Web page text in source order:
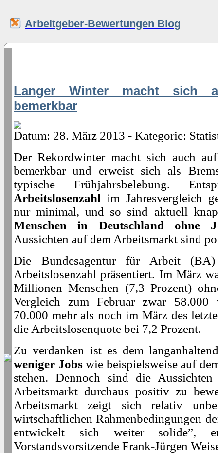
Arbeitgeber-Bewertungen Blog
Langer Winter macht sich
bemerkbar
Datum: 28. März 2013 - Kategorie:
Der Rekordwinter macht sich auch
bemerkbar und erweist sich als
typische Frühjahrsbelebung.
Arbeitslosenzahl im Jahresvergleich
nur minimal, und so sind aktuell
Menschen in Deutschland ohne
Aussichten auf dem Arbeitsmarkt sind
Die Bundesagentur für Arbeit
Arbeitslosenzahl präsentiert. Im März
Millionen Menschen (7,3 Prozent)
Vergleich zum Februar zwar 58.000
70.000 mehr als noch im März des
die Arbeitslosenquote bei 7,2 Prozent.
Zu verdanken ist es dem
weniger Jobs wie beispielsweise auf
stehen. Dennoch sind die
Arbeitsmarkt durchaus positiv zu
Arbeitsmarkt zeigt sich relativ
wirtschaftlichen Rahmenbedingungen
entwickelt sich weiter solide”,
Vorstandsvorsitzende Frank-Jürgen